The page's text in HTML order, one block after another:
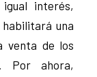
interés,
una
venta de los
Por ahora,